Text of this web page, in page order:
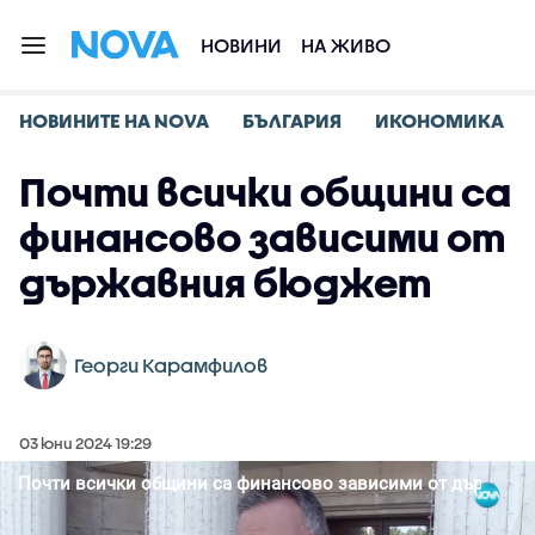
НОВИНИ НА ЖИВО
НОВИНИТЕ НА NOVA БЪЛГАРИЯ ИКОНОМИКА
Почти всички общини са
финансово зависими от
държавния бюджет
Георги Карамфилов
03 юни 2024 19:29